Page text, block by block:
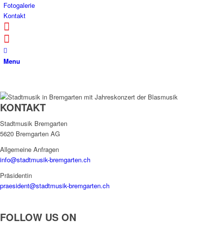
Fotogalerie
Kontakt
Menu
KONTAKT
Stadtmusik Bremgarten
5620 Bremgarten AG
Allgemeine Anfragen
info@stadtmusik-bremgarten.ch
Präsidentin
praesident@stadtmusik-bremgarten.ch
FOLLOW US ON